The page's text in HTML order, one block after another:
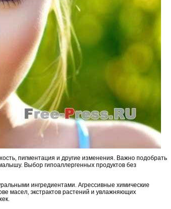
пигментация и другие изменения. Важно подобрать
Выбор гипоаллергенных продуктов без
ингредиентами. Агрессивные химические
масел, экстрактов растений и увлажняющих